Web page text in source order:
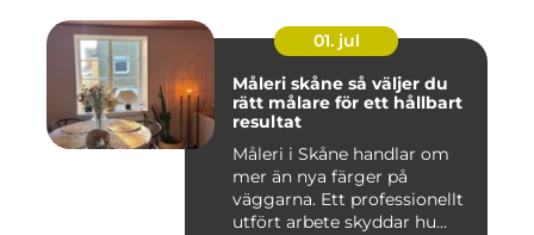
01. jul
Måleri skåne så väljer du
rätt målare för ett hållbart
resultat
Måleri i Skåne handlar om
mer än nya färger på
väggarna. Ett professionellt
utfört arbete skyddar hu...